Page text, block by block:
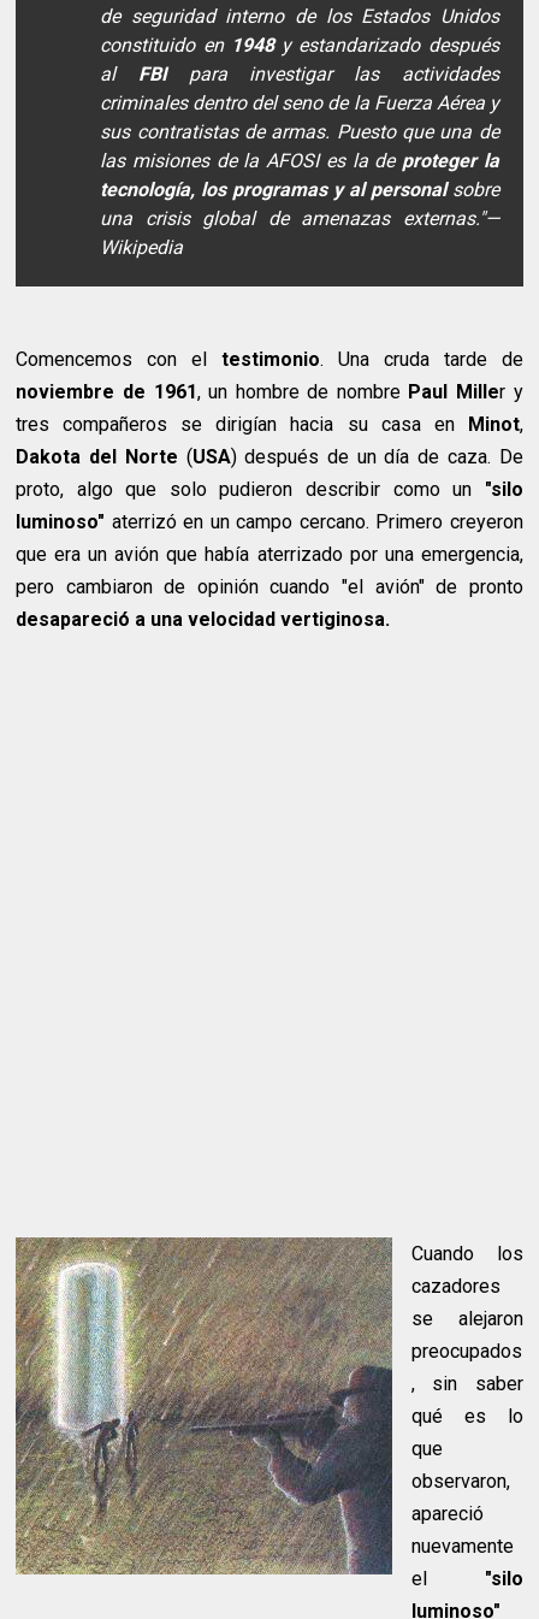
de seguridad interno de los Estados Unidos
constituido en 1948y estandarizado después
al FBIpara investigar las actividades
criminales dentro del seno de la Fuerza Aérea y
sus contratistas de armas. Puesto que una de
las misiones de la AFOSI es la de proteger la
tecnología, los programas y al personalsobre
una crisis global de amenazas externas."—
Wikipedia
Comencemos con eltestimonio. Una cruda tarde de
noviembre de 1961, un hombre de nombre Paul Miller y
tres compañeros se dirigían hacia su casa en Minot,
Dakota del Norte (USA) después de un día de caza. De
proto, algo que solo pudieron describir como un "silo
luminoso" aterrizó en un campo cercano. Primero creyeron
que era un avión que había aterrizado por una emergencia,
pero cambiaron de opinión cuando "el avión" de pronto
desapareció a una velocidad vertiginosa.
Cuando los
cazadores
se alejaron
preocupados
, sin saber
qué es lo
que
observaron,
apareció
nuevamente
el "silo
luminoso"